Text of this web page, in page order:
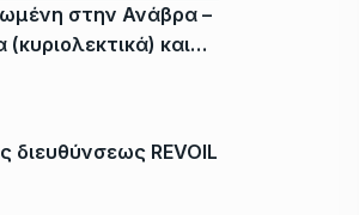
στην Ανάβρα –
(κυριολεκτικά) και…
διευθύνσεως REVOIL